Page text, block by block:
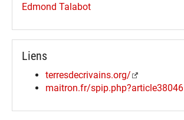
Edmond Talabot
Liens
terresdecrivains.org/
maitron.fr/spip.php?article38046